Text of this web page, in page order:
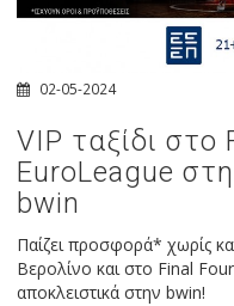
02-05-2024
VIP ταξίδι στο
EuroLeague
bwin
Παίζει προσφορά* χωρίς
Βερολίνο και στο Final
αποκλειστικά στην bwin!